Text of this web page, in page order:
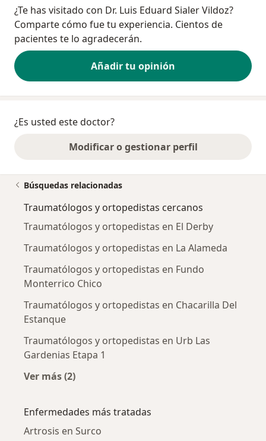
¿Te has visitado con Dr. Luis Eduard Sialer Vildoz?
Comparte cómo fue tu experiencia. Cientos de
pacientes te lo agradecerán.
Añadir tu opinión
¿Es usted este doctor?
Modificar o gestionar perfil
Búsquedas relacionadas
Traumatólogos y ortopedistas cercanos
Traumatólogos y ortopedistas en El Derby
Traumatólogos y ortopedistas en La Alameda
Traumatólogos y ortopedistas en Fundo
Monterrico Chico
Traumatólogos y ortopedistas en Chacarilla Del
Estanque
Traumatólogos y ortopedistas en Urb Las
Gardenias Etapa 1
Ver más (2)
Enfermedades más tratadas
Artrosis en Surco